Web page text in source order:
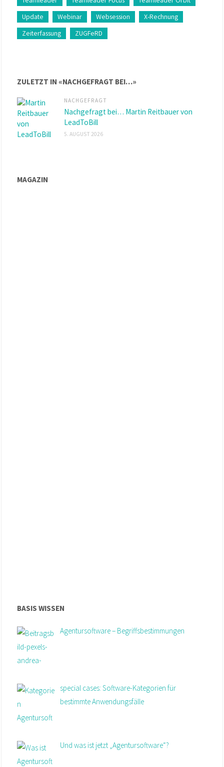
Update
Webinar Websession
X-Rechnung
Zeiterfassung
ZUGFeRD
ZULETZT IN «NACHGEFRAGT BEI…»
NACHGEFRAGT
Nachgefragt bei… Martin Reitbauer von
LeadToBill
5. AUGUST 2026
MAGAZIN
BASIS WISSEN
Agentursoftware – Begriffsbestimmungen
special cases: Software-Kategorien für
bestimmte Anwendungsfälle
Und was ist jetzt „Agentursoftware“?